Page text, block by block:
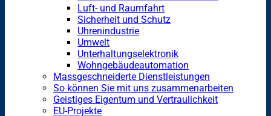
Luft- und Raumfahrt
Sicherheit und Schutz
Uhrenindustrie
Umwelt
Unterhaltungselektronik
Wohngebäudeautomation
Massgeschneiderte Dienstleistungen
So können Sie mit uns zusammenarbeiten
Geistiges Eigentum und Vertraulichkeit
EU-Projekte